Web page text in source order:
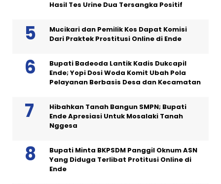
Hasil Tes Urine Dua Tersangka Positif
Mucikari dan Pemilik Kos Dapat Komisi
Dari Praktek Prostitusi Online di Ende
Bupati Badeoda Lantik Kadis Dukcapil
Ende; Yopi Dosi Woda Komit Ubah Pola
Pelayanan Berbasis Desa dan Kecamatan
Hibahkan Tanah Bangun SMPN; Bupati
Ende Apresiasi Untuk Mosalaki Tanah
Nggesa
Bupati Minta BKPSDM Panggil Oknum ASN
Yang Diduga Terlibat Protitusi Online di
Ende